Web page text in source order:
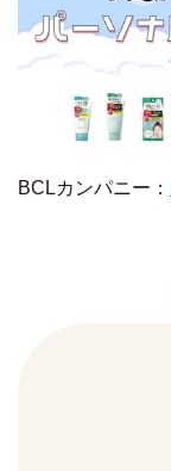
BCLカンパニー：